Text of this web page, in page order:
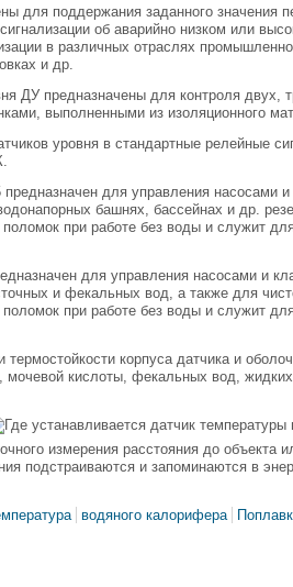
для поддержания заданного значения
об аварийно низком или
в различных отраслях
и др.
ДУ предназначены для контроля
выполненными из изоляционного
уровня в стандартные релейные
для управления насосами
башнях, бассейнах и др.
при работе без воды и служит
для управления насосами и
и фекальных вод, а также для
при работе без воды и служит
корпуса датчика и
мочевой кислоты, фекальных вод,
измерения расстояния до объекта
подстраиваются и запоминаются в
водяного калорифера